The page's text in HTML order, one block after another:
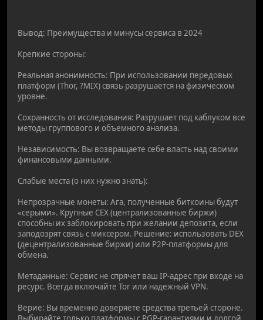
Вывод: Преимущества и минусы сервиса в 2024
Крепкие стороны:
Реальная анонимность: При использовании передовых
платформ (Thor, ?MIX) связь разрушается на физическом
уровне.
Сохранность от исследования: Разрушает под каблуком все
методы группового и объемного анализа.
Независимость: Вы возвращаете себе власть над своими
финансовыми данными.
Слабые места (о них нужно знать):
Непрозрачные монеты: Ага, полученные биткоины будут
«серыми». Крупные CEX (централизованные биржи)
способны их заблокировать при желании депозита, если
заподозрят связь с миксером. Решение: использовать DEX
(децентрализованные биржи) или P2P-платформы для
обмена.
Метаданные: Сервис не спрячет ваш IP-адрес при входе на
ресурс. Всегда включайте Tor или надежный VPN.
Верие: Вы временно доверяете средства третьей стороне.